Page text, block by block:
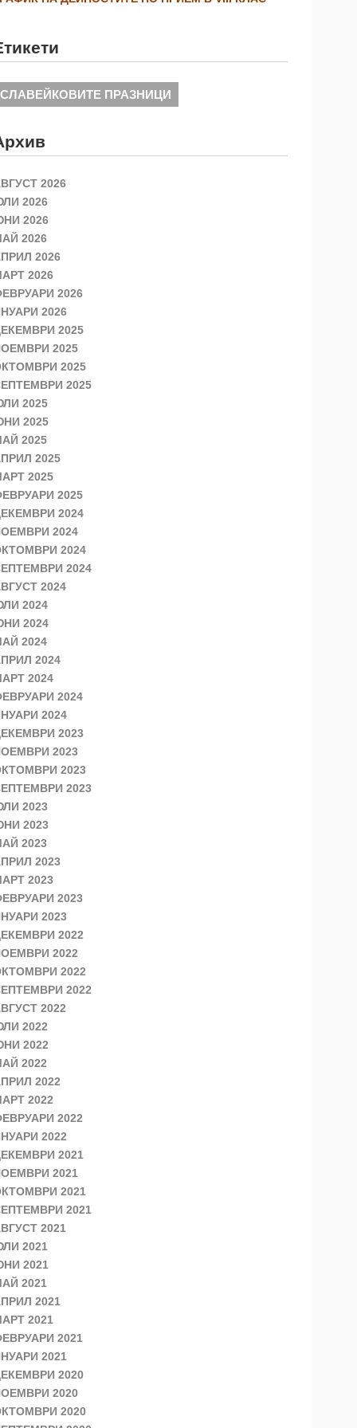
СЛАВЕЙКОВИТЕ ПРАЗНИЦИ
2026
2026
2026
2026
2026
2026
2026
2026
2025
2025
2025
2025
2025
2025
2025
2025
2025
2025
2024
2024
2024
2024
2024
2024
2024
2024
2024
2024
2024
2024
2023
2023
2023
2023
2023
2023
2023
2023
2023
2023
2023
2022
2022
2022
2022
2022
2022
2022
2022
2022
2022
2022
2022
2021
2021
2021
2021
2021
2021
2021
2021
2021
2021
2021
2021
2020
2020
2020